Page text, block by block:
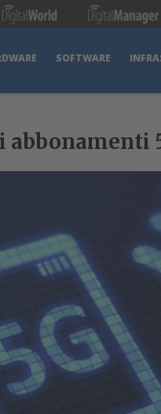
SOFTWARE
abbonamenti